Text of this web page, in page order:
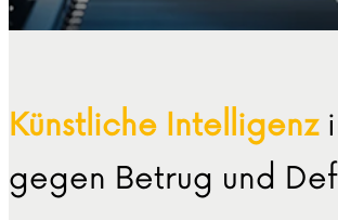
Künstliche Intelligenz
gegen Betrug und